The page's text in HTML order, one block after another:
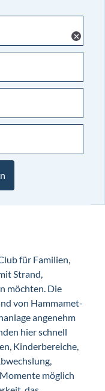
für Familien,
Strand,
möchten. Die
von Hammamet-
angenehm
hier schnell
Kinderbereiche,
möglich